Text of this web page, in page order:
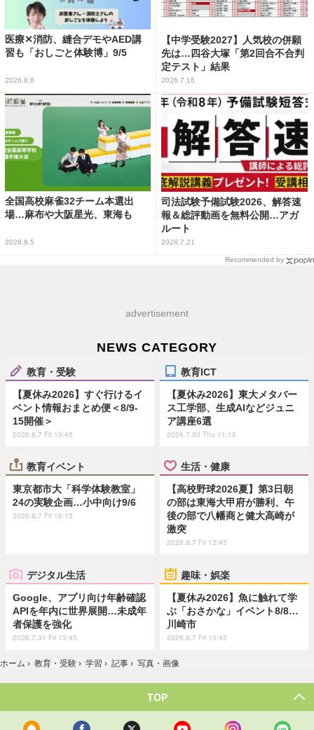
医療✕消防、縫合デモやAED講
習も「おしごと体験博」9/5
2026.8.6
【中学受験2027】人気校の併願
先は…四谷大塚「第2回合不合判
定テスト」結果
2026.7.16
全国高校麻雀32チーム本選出
場…麻布や大阪星光、東海も
2026.8.5
司法試験予備試験2026、解答速
報＆総評動画を無料公開…アガ
ルート
2026.7.21
Recommended by
advertisement
NEWS CATEGORY
教育・受験
【夏休み2026】すぐ行けるイ
ベント情報おまとめ便＜8/9-
15開催＞
2026.8.7 Fri 19:45
教育ICT
【夏休み2026】東大メタバー
ス工学部、生成AIなどジュニ
ア講座6選
2026.7.30 Thu 11:15
教育イベント
東京都市大「科学体験教室」
24の実験企画…小中向け9/6
2026.8.7 Fri 18:15
生活・健康
【高校野球2026夏】第3日朝
の部は東海大甲府が勝利、午
後の部で八幡商と健大高崎が
激突
2026.8.7 Fri 12:45
デジタル生活
Google、アプリ向け年齢確認
APIを年内に世界展開…未成年
者保護を強化
2026.7.31 Fri 13:45
趣味・娯楽
【夏休み2026】魚に触れて学
ぶ「おさかな」イベント8/8…
川崎市
2026.8.7 Fri 10:45
ホーム › 教育・受験 › 学習 › 記事 › 写真・画像
TOP